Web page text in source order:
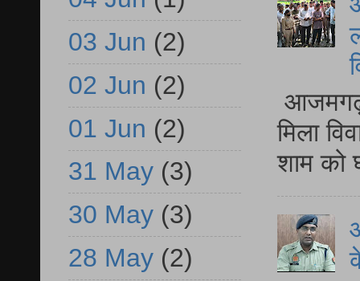
आजमगढ़
मिला
शाम को
03 Jun (2)
02 Jun (2)
01 Jun (2)
31 May (3)
30 May (3)
28 May (2)